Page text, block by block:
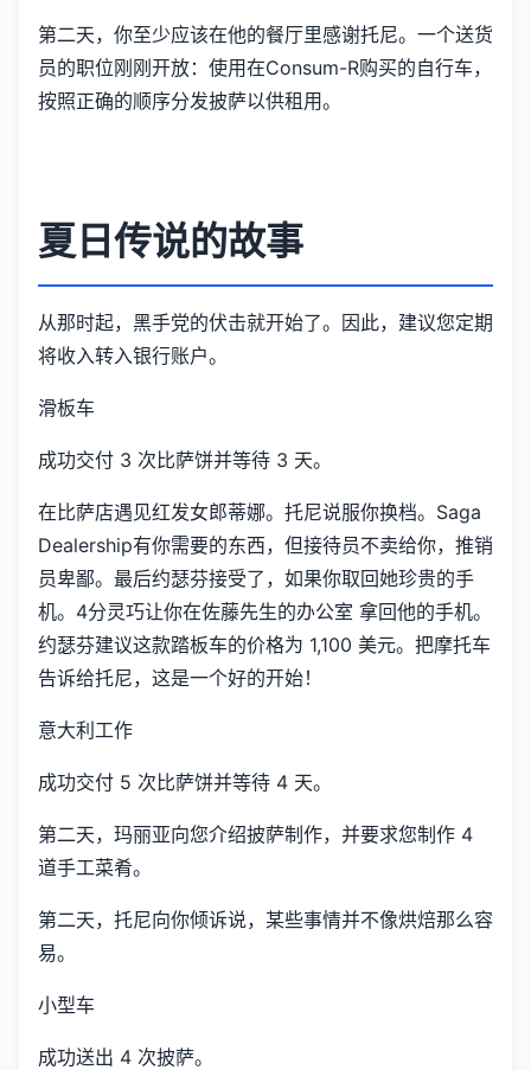
第二天，你至少应该在他的餐厅里感谢托尼。一个送货
员的职位刚刚开放：使用在Consum-R购买的自行车，
按照正确的顺序分发披萨以供租用。
夏日传说的故事
从那时起，黑手党的伏击就开始了。因此，建议您定期
将收入转入银行账户。
滑板车
成功交付 3 次比萨饼并等待 3 天。
在比萨店遇见红发女郎蒂娜。托尼说服你换档。Saga
Dealership有你需要的东西，但接待员不卖给你，推销
员卑鄙。最后约瑟芬接受了，如果你取回她珍贵的手
机。4分灵巧让你在佐藤先生的办公室 拿回他的手机。
约瑟芬建议这款踏板车的价格为 1,100 美元。把摩托车
告诉给托尼，这是一个好的开始！
意大利工作
成功交付 5 次比萨饼并等待 4 天。
第二天，玛丽亚向您介绍披萨制作，并要求您制作 4
道手工菜肴。
第二天，托尼向你倾诉说，某些事情并不像烘焙那么容
易。
小型车
成功送出 4 次披萨。